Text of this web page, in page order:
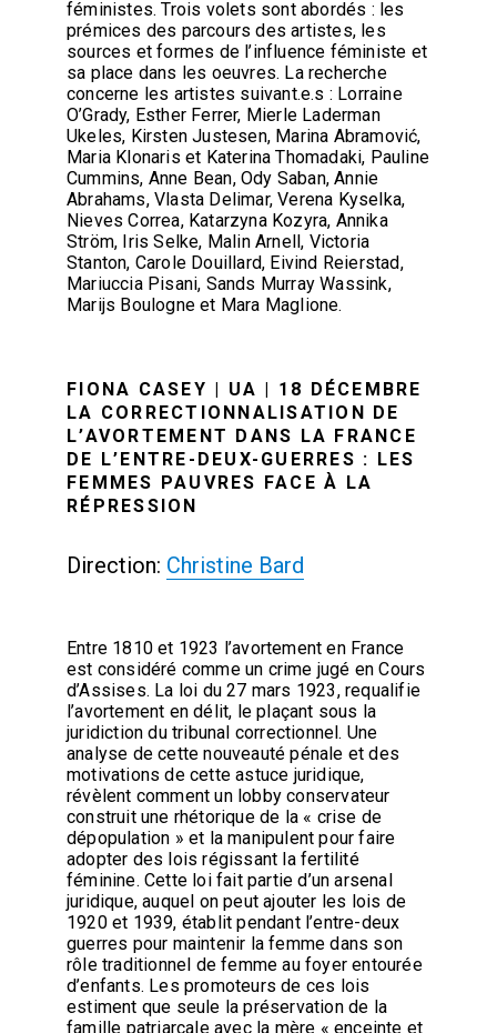
féministes. Trois volets sont abordés : les
prémices des parcours des artistes, les
sources et formes de l’influence féministe et
sa place dans les oeuvres. La recherche
concerne les artistes suivant.e.s : Lorraine
O’Grady, Esther Ferrer, Mierle Laderman
Ukeles, Kirsten Justesen, Marina Abramović,
Maria Klonaris et Katerina Thomadaki, Pauline
Cummins, Anne Bean, Ody Saban, Annie
Abrahams, Vlasta Delimar, Verena Kyselka,
Nieves Correa, Katarzyna Kozyra, Annika
Ström, Iris Selke, Malin Arnell, Victoria
Stanton, Carole Douillard, Eivind Reierstad,
Mariuccia Pisani, Sands Murray Wassink,
Marijs Boulogne et Mara Maglione.
FIONA CASEY | UA | 18 DÉCEMBRE
LA CORRECTIONNALISATION DE
L’AVORTEMENT DANS LA FRANCE
DE L’ENTRE-DEUX-GUERRES : LES
FEMMES PAUVRES FACE À LA
RÉPRESSION
Direction: Christine Bard
Entre 1810 et 1923 l’avortement en France
est considéré comme un crime jugé en Cours
d’Assises. La loi du 27 mars 1923, requalifie
l’avortement en délit, le plaçant sous la
juridiction du tribunal correctionnel. Une
analyse de cette nouveauté pénale et des
motivations de cette astuce juridique,
révèlent comment un lobby conservateur
construit une rhétorique de la « crise de
dépopulation » et la manipulent pour faire
adopter des lois régissant la fertilité
féminine. Cette loi fait partie d’un arsenal
juridique, auquel on peut ajouter les lois de
1920 et 1939, établit pendant l’entre-deux
guerres pour maintenir la femme dans son
rôle traditionnel de femme au foyer entourée
d’enfants. Les promoteurs de ces lois
estiment que seule la préservation de la
famille patriarcale avec la mère « enceinte et